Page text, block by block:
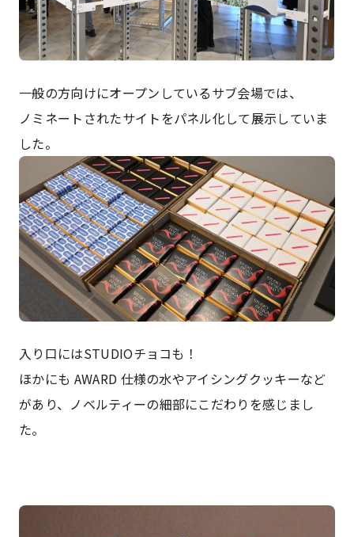
一般の方向けにオープンしているサブ会場では、
ノミネートされたサイトをパネル化して展示していま
した。
入り口にはSTUDIOチョコも！
ほかにも AWARD 仕様の水やアイシングクッキーなど
があり、ノベルティーの細部にこだわりを感じまし
た。